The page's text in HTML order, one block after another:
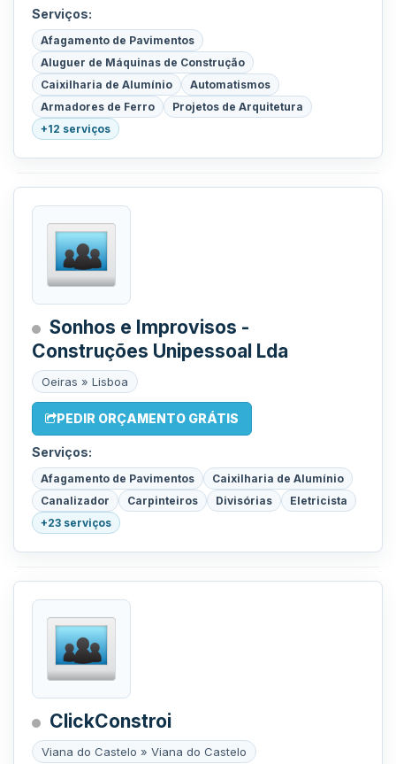
Serviços:
Afagamento de Pavimentos
Aluguer de Máquinas de Construção
Caixilharia de Alumínio
Automatismos
Armadores de Ferro
Projetos de Arquitetura
+12 serviços
Sonhos e Improvisos -
Construções Unipessoal Lda
Oeiras » Lisboa
PEDIR ORÇAMENTO GRÁTIS
Serviços:
Afagamento de Pavimentos
Caixilharia de Alumínio
Canalizador
Carpinteiros Divisórias
Eletricista
+23 serviços
ClickConstroi
Viana do Castelo » Viana do Castelo